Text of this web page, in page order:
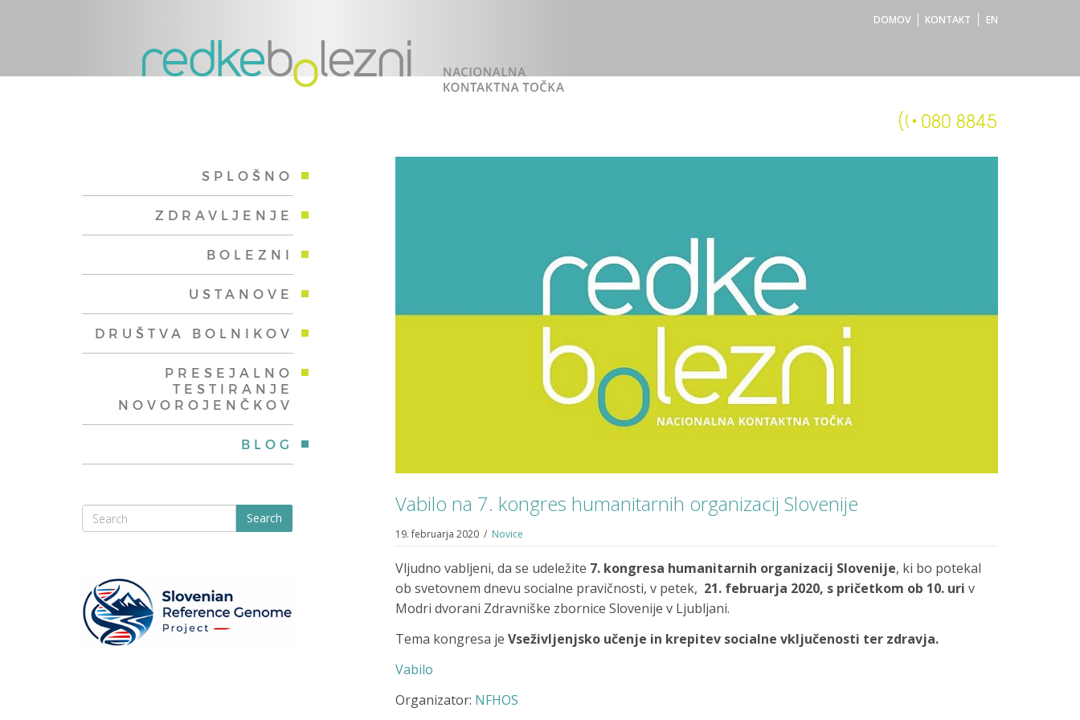
DOMOV KONTAKT EN
Vabilo na 7. kongres humanitarnih organizacij Slovenije
19. februarja 2020 / Novice
Vljudno vabljeni, da se udeležite 7. kongresa humanitarnih organizacij Slovenije, ki bo potekal
ob svetovnem dnevu socialne pravičnosti, v petek, 21. februarja 2020, s pričetkom ob 10. uri v
Modri dvorani Zdravniške zbornice Slovenije v Ljubljani.
Tema kongresa je Vseživljenjsko učenje in krepitev socialne vključenosti ter zdravja.
Vabilo
Organizator: NFHOS
SPLOŠNO
ZDRAVLJENJE
BOLEZNI
USTANOVE
DRUŠTVA BOLNIKOV
PRESEJALNO
TESTIRANJE
NOVOROJENČKOV
BLOG
Search